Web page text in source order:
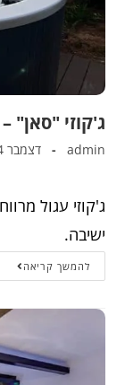
ג'קוזי "סאן" – 200CM
admin דצמבר 14, 2023
ג'קוזי עגול
ישיבה.
להמשך קריאה